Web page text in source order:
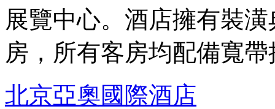
展覽中心。酒店擁有裝
房，所有客房均配備寬
北京亞奧國際酒店